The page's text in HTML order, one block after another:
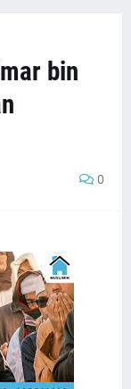
bin
0